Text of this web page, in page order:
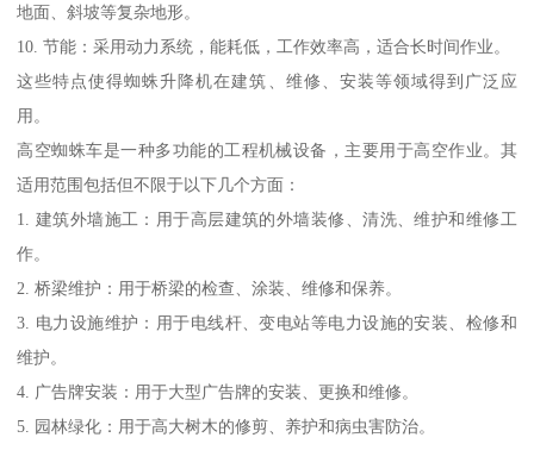
地面、斜坡等复杂地形。
10. 节能：采用动力系统，能耗低，工作效率高，适合长时间作业。
这些特点使得蜘蛛升降机在建筑、维修、安装等领域得到广泛应
用。
高空蜘蛛车是一种多功能的工程机械设备，主要用于高空作业。其
适用范围包括但不限于以下几个方面：
1. 建筑外墙施工：用于高层建筑的外墙装修、清洗、维护和维修工
作。
2. 桥梁维护：用于桥梁的检查、涂装、维修和保养。
3. 电力设施维护：用于电线杆、变电站等电力设施的安装、检修和
维护。
4. 广告牌安装：用于大型广告牌的安装、更换和维修。
5. 园林绿化：用于高大树木的修剪、养护和病虫害防治。